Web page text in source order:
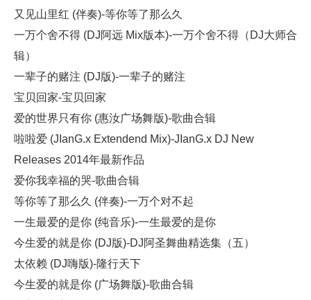
又见山里红 (伴奏)-等你等了那么久
一万个舍不得 (DJ阿远 Mix版本)-一万个舍不得（DJ大师合
辑）
一辈子的赌注 (DJ版)-一辈子的赌注
宝贝回家-宝贝回家
爱的世界只有你 (惠汝广场舞版)-歌曲合辑
啦啦爱 (JIanG.x Extendend Mix)-JIanG.x DJ New
Releases 2014年最新作品
爱你我幸福的哭-歌曲合辑
等你等了那么久 (伴奏)-一万个对不起
一生最爱的是你 (纯音乐)-一生最爱的是你
今生爱的就是你 (DJ版)-DJ阿圣舞曲精选集（五）
太依赖 (DJ嗨版)-隆行天下
今生爱的就是你 (广场舞版)-歌曲合辑